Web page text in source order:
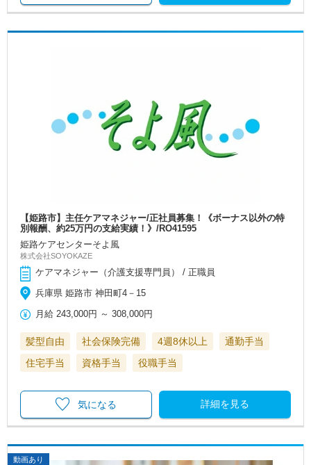
【姫路市】主任ケアマネジャー/正社員募集！《ボーナス以外の特
別報酬、約25万円の支給実績！》/RO41595
姫路ケアセンターそよ風
株式会社SOYOKAZE
ケアマネジャー（介護支援専門員） / 正職員
兵庫県 姫路市 神田町4－15
月給 243,000円 ～308,000円
髪型自由 社会保険完備 4週8休以上
通勤手当
住宅手当
資格手当 役職手当
詳細を見る
気になる
動画あり